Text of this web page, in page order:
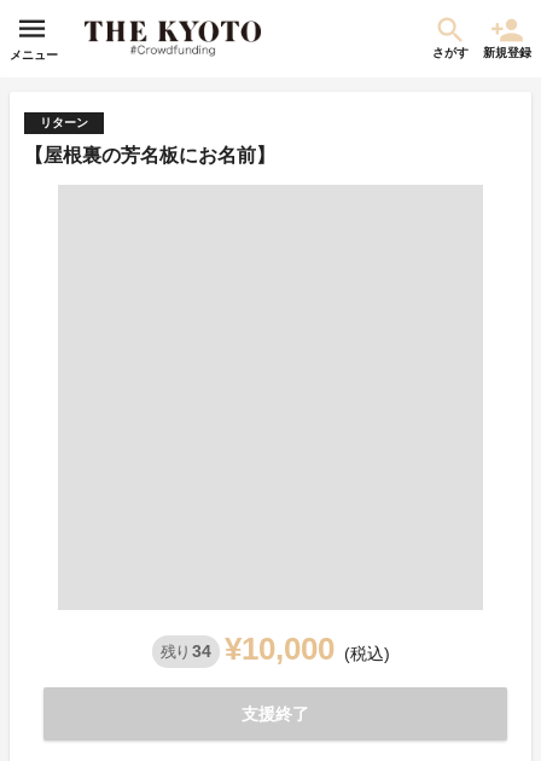
メニュー さがす 新規登録
リターン
【屋根裏の芳名板にお名前】
残り 34 ¥10,000 (税込)
支援終了